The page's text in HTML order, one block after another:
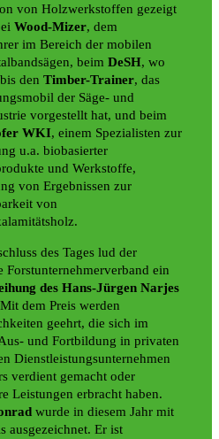
von Holzwerkstoffen gezeigt
Wood-Mizer, dem
im Bereich der mobilen
beim DeSH, wo
den Timber-Trainer, das
der Säge- und
vorgestellt hat, und beim
WKI, einem Spezialisten zur
u.a. biobasierter
und Werkstoffe,
von Ergebnissen zur
von
des Tages lud der
Forstunternehmerverband ein
des Hans-Jürgen Narjes
dem Preis werden
geehrt, die sich im
und Fortbildung in privaten
Dienstleistungsunternehmen
verdient gemacht oder
Leistungen erbracht haben.
wurde in diesem Jahr mit
ausgezeichnet. Er ist